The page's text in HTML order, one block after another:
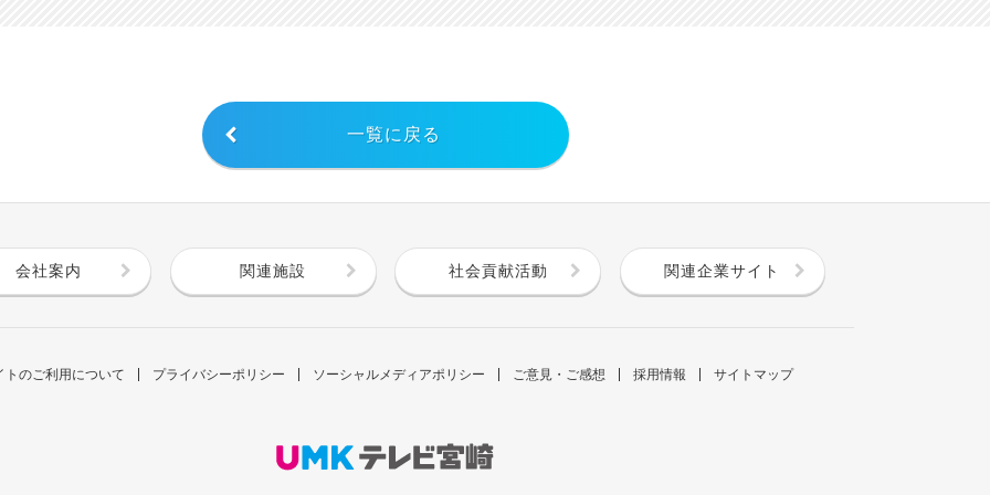
一覧に戻る
会社案内 関連施設 社会貢献活動 関連企業サイト
トのご利用について プライバシーポリシー ソーシャルメディアポリシー ご意見・ご感想 採用情報 サイトマップ